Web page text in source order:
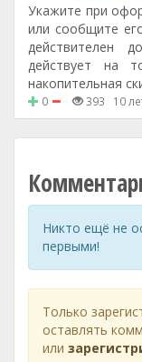
Укажите при
или сообщите
действителен
действует на
накопительная
0 393 10
Никто ещё не
первыми!
Только
оставлять
или